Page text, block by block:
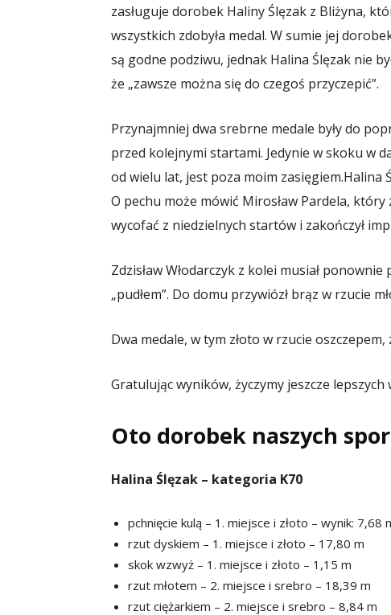
zasługuje dorobek Haliny Ślęzak z Bliżyna,
wszystkich zdobyła medal. W sumie jej
są godne podziwu, jednak Halina Ślęzak nie
że „zawsze można się do czegoś przyczepić”.
Przynajmniej dwa srebrne medale były do
przed kolejnymi startami. Jedynie w skoku w
od wielu lat, jest poza moim zasięgiem.Halina
O pechu może mówić Mirosław Pardela,
wycofać z niedzielnych startów i zakończył
Zdzisław Włodarczyk z kolei musiał
„pudłem”. Do domu przywiózł brąz w rzucie
Dwa medale, w tym złoto w rzucie
Gratulując wyników, życzymy jeszcze
Oto dorobek naszych
Halina Ślęzak – kategoria K70
pchnięcie kulą – 1. miejsce i złoto – wynik: 7,68
rzut dyskiem – 1. miejsce i złoto – 17,80 m
skok wzwyż – 1. miejsce i złoto – 1,15 m
rzut młotem – 2. miejsce i srebro – 18,39 m
rzut ciężarkiem – 2. miejsce i srebro – 8,84 m